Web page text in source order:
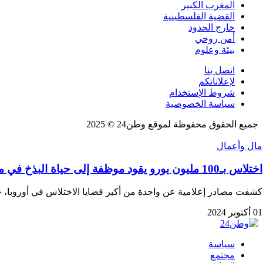
المغرب الكبير
القضية الفلسطينية
خارج الحدود
أمن روحي
بيئة وعلوم
اتصل بنا
لإعلاناتكم
شروط الإستخدام
سياسة الخصوصية
جميع الحقوق محفوظة لموقع وطن24 © 2025
مال وأعمال
اختلاس بـ100 مليون يورو يقود موظفة إلى حياة البذخ في ميامي!
كشفت مصادر إعلامية عن واحدة من أكبر قضايا الاختلاس في
01 أكتوبر 2024
سياسة
مجتمع